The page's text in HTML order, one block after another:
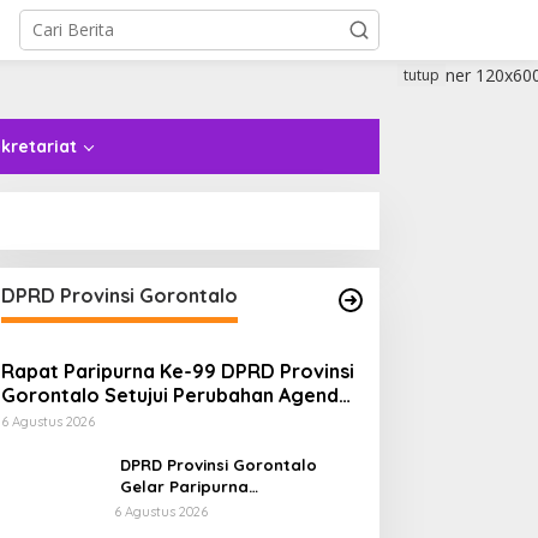
tutup
DPRD Provinsi Gorontalo
Rapat Paripurna Ke-99 DPRD Provinsi
Gorontalo Setujui Perubahan Agenda
Masa Persidangan Ketiga
6 Agustus 2026
DPRD Provinsi Gorontalo
Gelar Paripurna
Penandatanganan Nota
6 Agustus 2026